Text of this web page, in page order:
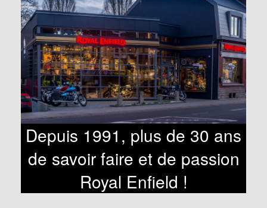
Depuis 1991, plus de 30 ans
de savoir faire et de passion
Royal Enfield !